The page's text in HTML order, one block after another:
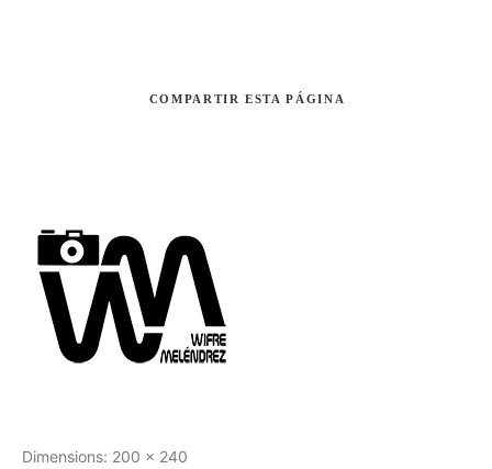
COMPARTIR ESTA PÁGINA
Dimensions: 200 x 240